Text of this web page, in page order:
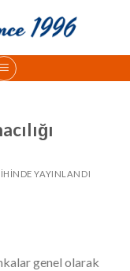
YAYINLANDI
genel olarak